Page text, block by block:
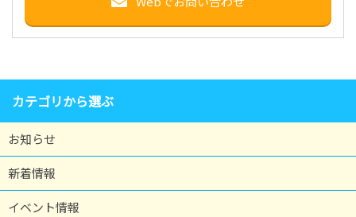
カテゴリから選ぶ
お知らせ
新着情報
イベント情報